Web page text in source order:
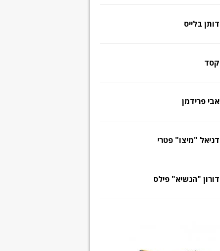
דותן בלייס
קסד
אבי פרידמן
דניאל "מיצו" פטרי
דורון "הנשיא" פילס